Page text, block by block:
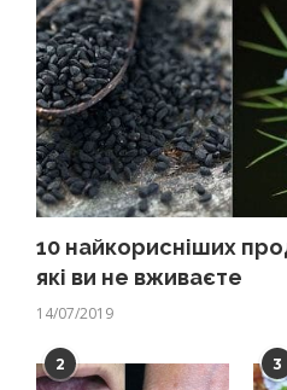
10 найкорисніших
які ви не вживаєте
14/07/2019
2 3